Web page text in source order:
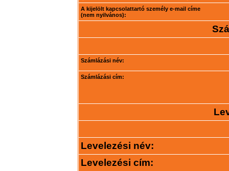
A kijelölt kapcsolattartó személy e-mail címe
(nem nyilvános):
Számlázási név:
Számlázási cím:
Levelezési név:
Levelezési cím: